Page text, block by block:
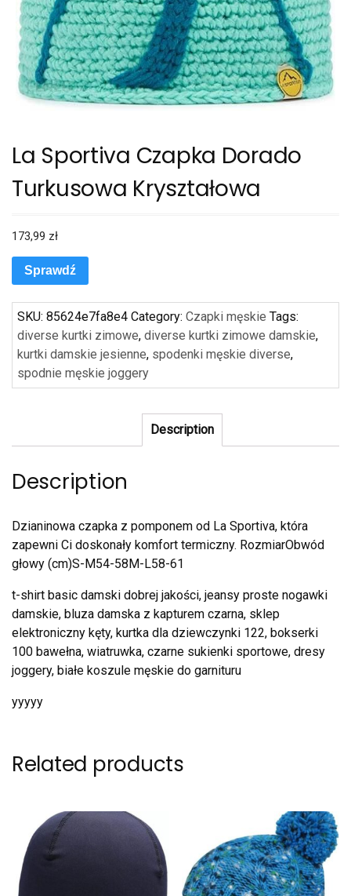
La Sportiva Czapka Dorado
Turkusowa Kryształowa
173,99 zł
Sprawdź
SKU: 85624e7fa8e4 Category: Czapki męskie Tags:
diverse kurtki zimowe, diverse kurtki zimowe damskie,
kurtki damskie jesienne, spodenki męskie diverse,
spodnie męskie joggery
Description
Description
Dzianinowa czapka z pomponem od La Sportiva, która
zapewni Ci doskonały komfort termiczny. RozmiarObwód
głowy (cm)S-M54-58M-L58-61
t-shirt basic damski dobrej jakości, jeansy proste nogawki
damskie, bluza damska z kapturem czarna, sklep
elektroniczny kęty, kurtka dla dziewczynki 122, bokserki
100 bawełna, wiatruwka, czarne sukienki sportowe, dresy
joggery, białe koszule męskie do garnituru
yyyyy
Related products